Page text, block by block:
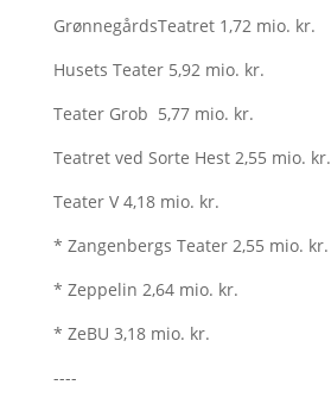
GrønnegårdsTeatret 1,72 mio. kr.
Husets Teater 5,92 mio. kr.
Teater Grob 5,77 mio. kr.
Teatret ved Sorte Hest 2,55 mio. kr.
Teater V 4,18 mio. kr.
* Zangenbergs Teater 2,55 mio. kr.
* Zeppelin 2,64 mio. kr.
* ZeBU 3,18 mio. kr.
----